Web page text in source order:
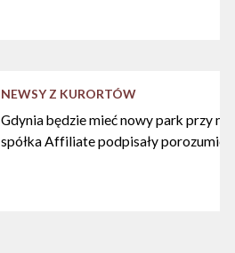
NEWSY Z KURORTÓW
Gdynia będzie mieć nowy park przy
spółka Affiliate podpisały